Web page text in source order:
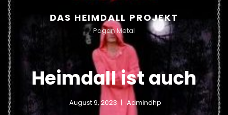
DAS HEIMDALL PROJEKT
Pagan Metal
Heimdall ist auch
August 9, 2023 Admindhp